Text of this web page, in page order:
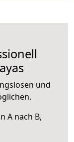
und
A nach B,